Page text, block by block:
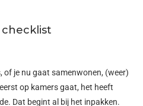
of je nu gaat samenwonen, (weer)
op kamers gaat, het heeft
Dat begint al bij het inpakken.